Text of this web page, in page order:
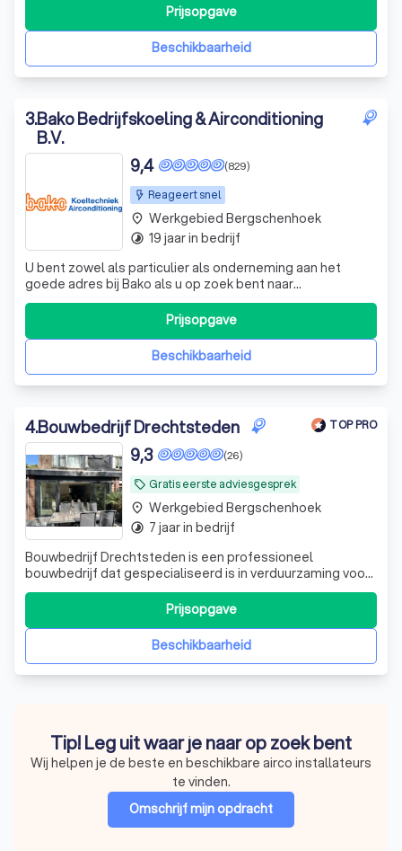
Beschikbaarheid
Prijsopgave
3.Bako Bedrijfskoeling & Airconditioning
B.V.
Reageert snel
(829)
9,4
U bent zowel als particulier als onderneming aan het
goede adres bij Bako als u op zoek bent naar
airconditioning of klimaatbeheersing. Al 40 jaar staat Bako
voor vakmanschap en kwaliteit. Een familiebedrijf dat
inmiddels met vijf monteurs werkt. Omdat wij een kleine
organisatie zijn, zijn de lijneBeschikbaarheid
Prijsopgave
place Werkgebied Bergschenhoek
timelapse 19 jaar in bedrijf
4.Bouwbedrijf Drechtsteden TOP PRO
local_offer Gratis eerste adviesgesprek
(26)
9,3
Bouwbedrijf Drechtsteden is een professioneel
bouwbedrijf dat gespecialiseerd is in verduurzaming voor
zowel particulieren als zakelijke klanten. Wij bieden
maatwerkoplossingen voor kantoren, winkels, scholen,
horeca, industriële panden en woonhuizen, met aandacht
voor comfort, gezondheid en energ
Beschikbaarheid
Prijsopgave
place Werkgebied Bergschenhoek
timelapse 7 jaar in bedrijf
Tip! Leg uit waar je naar op zoek bent
Wij helpen je de beste en beschikbare airco installateurs
te vinden.
Omschrijf mijn opdracht